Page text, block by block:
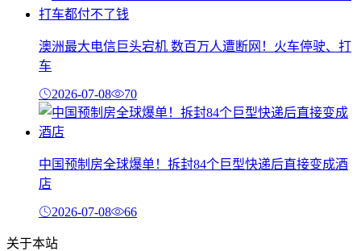
澳洲最大电信巨头宕机 数百万人遭断网！火车停驶、打
车
2026-07-08 70
中国预制房全球爆单！拆封84个巨型快递后直接变成酒
店
2026-07-08 66
关于本站